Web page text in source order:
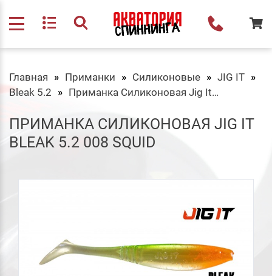
Главная Приманки Силиконовые
JIG IT
Bleak 5.2
Приманка Силиконовая Jig It Bleak 5.2 008 Squid
ПРИМАНКА СИЛИКОНОВАЯ JIG IT
BLEAK 5.2 008 SQUID